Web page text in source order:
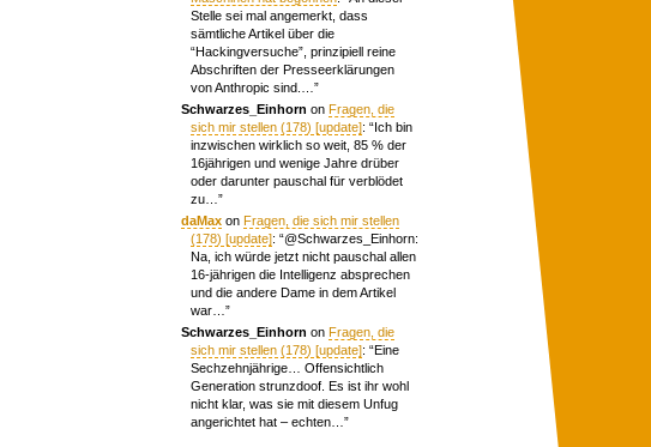
Stelle sei mal angemerkt, dass
sämtliche Artikel über die
“Hackingversuche”, prinzipiell reine
Abschriften der Presseerklärungen
von Anthropic sind.… ”
Schwarzes_Einhorn onFragen, die
sich mir stellen (178) [update]: “Ich bin
inzwischen wirklich so weit, 85 % der
16jährigen und wenige Jahre drüber
oder darunter pauschal für verblödet
zu… ”
daMax onFragen, die sich mir stellen
(178) [update]: “@Schwarzes_Einhorn:
Na, ich würde jetzt nicht pauschal allen
16-jährigen die Intelligenz absprechen
und die andere Dame in dem Artikel
war… ”
Schwarzes_Einhorn onFragen, die
sich mir stellen (178) [update]: “Eine
Sechzehnjährige… Offensichtlich
Generation strunzdoof. Es ist ihr wohl
nicht klar, was sie mit diesem Unfug
angerichtet hat – echten… ”